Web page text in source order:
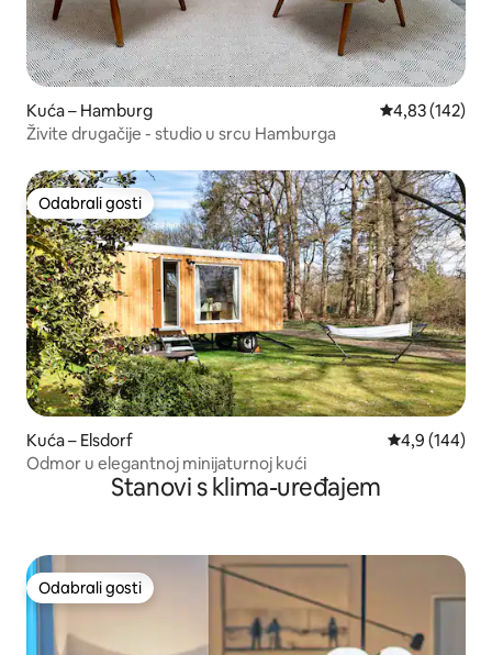
Kuća – Hamburg Prosječna
4,83 (142)
Živite drugačije - studio u srcu Hamburga
Odabrali gosti
Odabrali gosti
Kuća – Elsdorf Prosječna
4,9 (144)
Odmor u elegantnoj minijaturnoj kući
Stanovi s klima-uređajem
Odabrali gosti
Odabrali gosti